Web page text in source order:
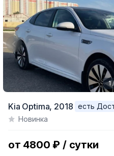
of
1
Kia Optima, 2018
есть
Новинка
от 4800 ₽ / сутки